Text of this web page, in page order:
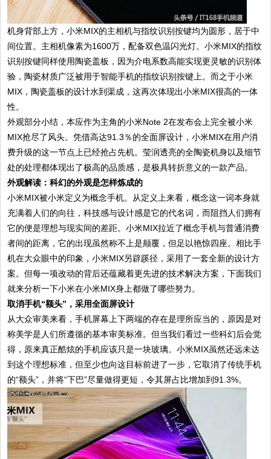
机身背部上方，小米MIX的主相机与指纹识别按键均为圆形，居于中
间位置。主相机像素为1600万，配备双色温闪光灯。小米MIX的指纹
识别按键同样使用陶瓷盖板，因为介电系数高能实现更灵敏的识别体
验，陶瓷材质广泛被用于智能手机的指纹识别按键上。而之于小米
MIX，陶瓷盖板的设计水到渠成，这再次体现出小米MIX很高的一体
性。
外观部分小结，本应作为主角的小米Note 2在发布会上完全被小米
MIX抢尽了风头。凭借高达91.3％的全面屏设计，小米MIX在用户消
费升级的这一节点上已经抢占先机。莹润透亮的全陶瓷机身以及细节
处的处理都体现出了极高的品质感，是极具转折意义的一款产品。
外观解读：科幻的外观是怎样炼成的
小米MIX被小米定义为概念手机。从定义上来看，概念这一词本身就
充满着人们的向往，科技感与设计感是它的代名词，而阻挡人们拥有
它的便是理想与现实间的差距。小米MIX拉近了概念手机与普通消费
者间的距离，它的出现虽然称不上是颠覆，但足以艳惊四座。相比手
机在大众眼中的印象，小米MIX另辟蹊径，采用了一套全新的设计方
案。但每一项改动的背后还蕴藏着更先进的技术解决方案，下面我们
就来分析一下小米在小米MIX身上都做了哪些努力。
取消手机“额头”，采用全面屏设计
从大众审美来看，手机屏幕上下两端的存在是理所应当的，原因是对
称美学是人们所遵循的基本审美标准。但当我们看过一些科幻后会觉
得，原来真正酷炫的手机应该只是一块玻璃。小米MIX虽然还远未达
到这个理想标准，但至少也向这目标前进了一步，它取消了传统手机
的“额头”，并将“下巴”尽量做得更短，令其屏占比增加到91.3%。